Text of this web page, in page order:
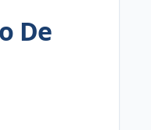
De